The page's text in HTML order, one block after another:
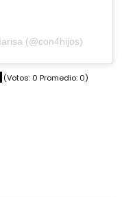
(@con4hijos)
(Votos: 0 Promedio: 0)